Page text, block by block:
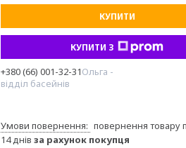
КУПИТИ
КУПИТИ З
+380 (66) 001-32-31Ольга -
відділ басейнів
повернення товару
14 днів за рахунок покупця